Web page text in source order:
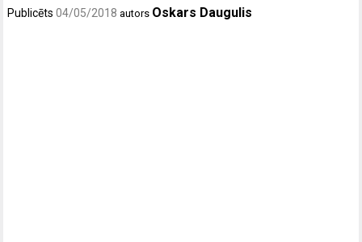
Publicēts04/05/2018 autors Oskars Daugulis